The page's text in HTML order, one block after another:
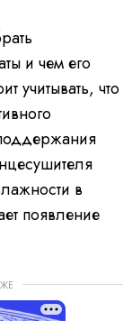
и чем его
учитывать, что
в
появление